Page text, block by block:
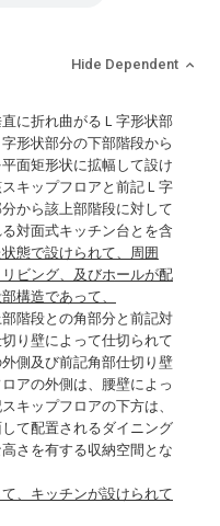
Hide Dependent
に折れ曲がるＬ字形状部
形状部分の下部階段から
面矩形状に拡幅して設け
キップフロアと前記Ｌ字
から該上部階段に対して
対面式キッチン台とを含
態で設けられて、周囲
ビング、及びホールが配
構造であって、
階段との角部分と前記対
り壁によって仕切られて
側及び前記角部仕切り壁
アの外側は、腰壁によっ
キップフロアの下方は、
て配置されるダイニング
さを有する収納空間とな
、キッチンが設けられて